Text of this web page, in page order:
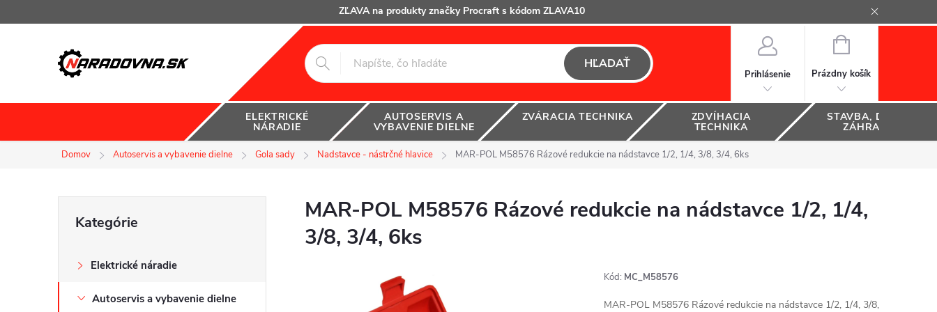
na
ZĽAVA na produkty značky Procraft s kódom ZLAVA10
HĽADAŤ
Prihlásenie
NÁKUPNÝ
Prázdny košík
ELEKTRICKÉ
NÁRADIE
AUTOSERVIS A
VYBAVENIE DIELNE
ZVÁRACIA TECHNIKA ZDVÍHACIA
TECHNIKA
STAVBA, DOM A
ZÁHRADA
Domov Autoservis a vybavenie dielne Gola sady Nadstavce - nástrčné hlavice MAR-POL M58576 Rázové redukcie na nádstavce 1/2, 1/4, 3/8, 3/4, 6ks
č
kategórie
Kategórie
Elektrické náradie
Autoservis a vybavenie dielne
MAR-POL M58576 Rázové redukcie na nádstavce 1/2, 1/4,
3/8, 3/4, 6ks
Kód: MC_M58576
MAR-POL M58576 Rázové redukcie na nádstavce 1/2, 1/4, 3/8,